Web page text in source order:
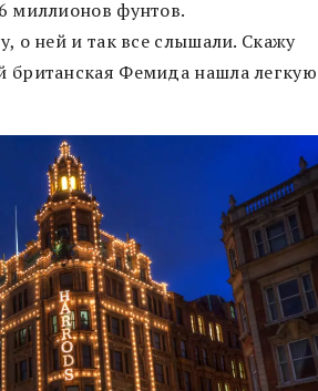
миллионов фунтов.
о ней и так все слышали. Скажу
Фемида нашла легкую